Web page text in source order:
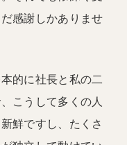
感謝しかありませ
的に社長と私の二
こうして多くの人
鮮ですし、たくさ